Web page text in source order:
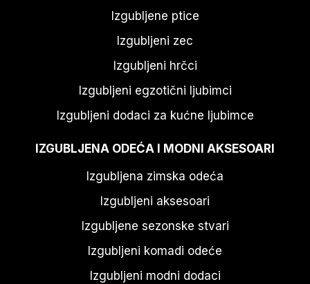
Izgubljene ptice
Izgubljeni zec
Izgubljeni hrčci
Izgubljeni egzotični ljubimci
Izgubljeni dodaci za kućne ljubimce
IZGUBLJENA ODEĆA I MODNI AKSESOARI
Izgubljena zimska odeća
Izgubljeni aksesoari
Izgubljene sezonske stvari
Izgubljeni komadi odeće
Izgubljeni modni dodaci